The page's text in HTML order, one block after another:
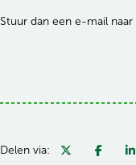
Stuur dan een e-mail naar
Delen via: